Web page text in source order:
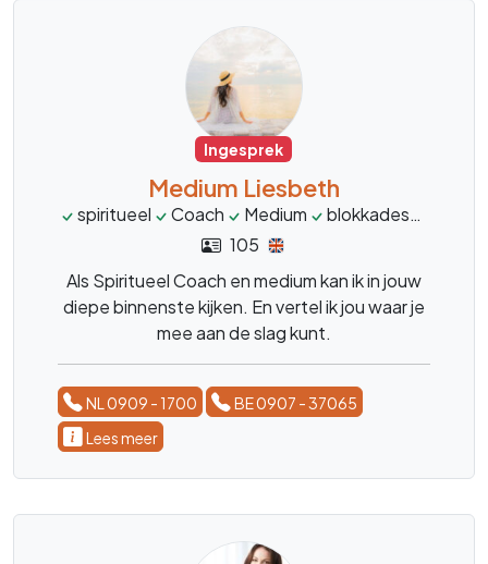
Ingesprek
Medium Liesbeth
spiritueel Coach Medium blokkades
105
Als Spiritueel Coach en medium kan ik in jouw
diepe binnenste kijken. En vertel ik jou waar je
mee aan de slag kunt.
NL 0909 - 1700
BE 0907 - 37065
Lees meer